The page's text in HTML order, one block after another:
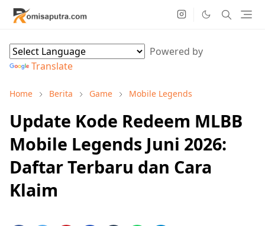
Powered by
Translate
Home Berita Game Mobile Legends
Update Kode Redeem MLBB
Mobile Legends Juni 2026:
Daftar Terbaru dan Cara
Klaim